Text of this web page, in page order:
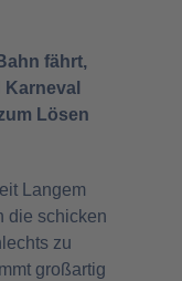
fährt,
Lösen
Langem
die schicken
zu
großartig